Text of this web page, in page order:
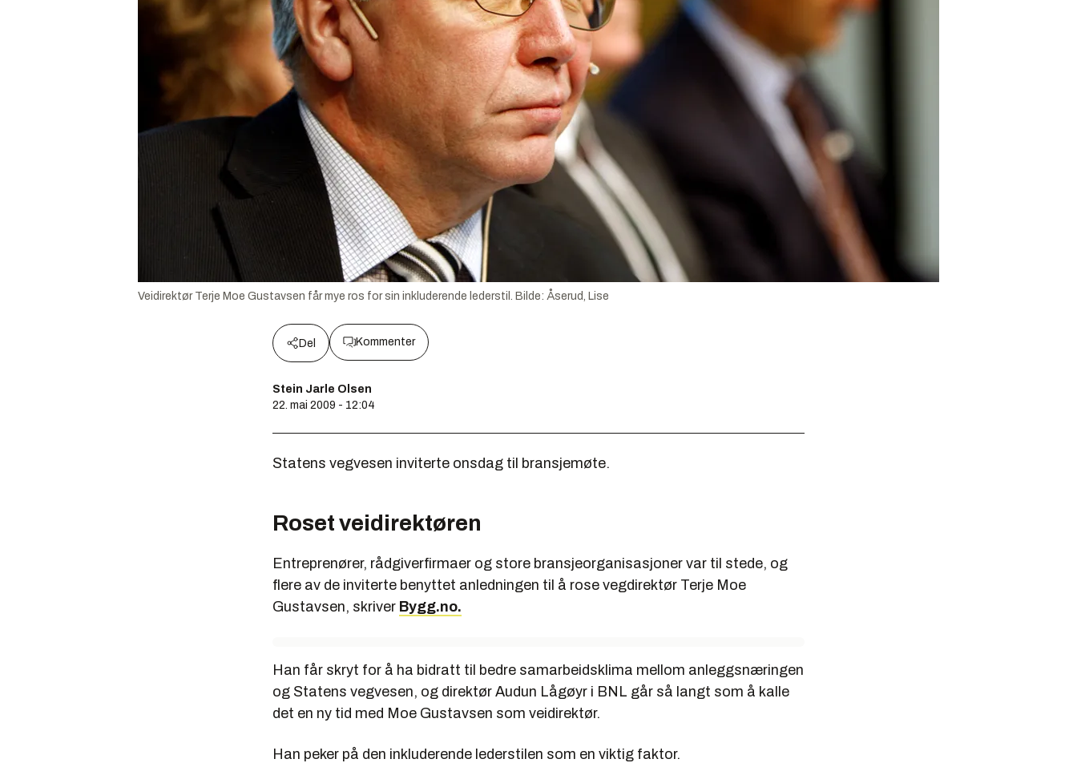
Veidirektør Terje Moe Gustavsen får mye ros for sin inkluderende lederstil. Bilde: Åserud, Lise
Del Kommenter
Stein Jarle Olsen
22. mai 2009 - 12:04
Statens vegvesen inviterte onsdag til bransjemøte.
Roset veidirektøren
Entreprenører, rådgiverfirmaer og store bransjeorganisasjoner var til stede, og
flere av de inviterte benyttet anledningen til å rose vegdirektør Terje Moe
Gustavsen, skriver Bygg.no.
Han får skryt for å ha bidratt til bedre samarbeidsklima mellom anleggsnæringen
og Statens vegvesen, og direktør Audun Lågøyr i BNL går så langt som å kalle
det en ny tid med Moe Gustavsen som veidirektør.
Han peker på den inkluderende lederstilen som en viktig faktor.